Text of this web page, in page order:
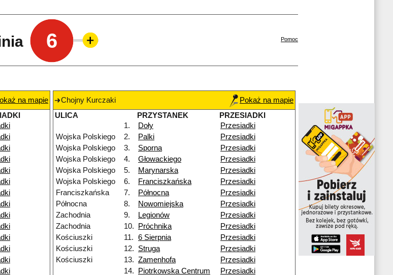
6 Pomoc
na mapie
Chojny Kurczaki
Pokaż na mapie
ULICA
PRZYSTANEK
PRZESIADKI
1.
Doły
Przesiadki
Wojska Polskiego
2. Palki
Przesiadki
Wojska Polskiego
3. Sporna
Przesiadki
Wojska Polskiego
4. Głowackiego
Przesiadki
Wojska Polskiego
5. Marynarska
Przesiadki
Wojska Polskiego
6. Franciszkańska
Przesiadki
Franciszkańska
7. Północna
Przesiadki
Północna
8. Nowomiejska
Przesiadki
Zachodnia
9. Legionów
Przesiadki
Zachodnia
10. Próchnika
Przesiadki
Kościuszki
11. 6 Sierpnia
Przesiadki
Kościuszki
12. Struga
Przesiadki
Kościuszki
13. Zamenhofa
Przesiadki
14.
Piotrkowska Centrum Przesiadki